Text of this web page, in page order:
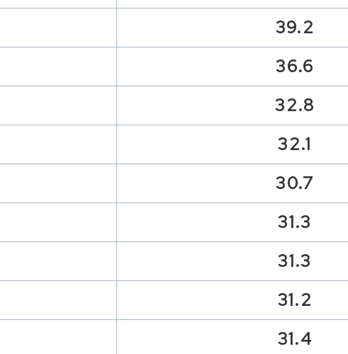
39.2
36.6
32.8
32.1
30.7
31.3
31.3
31.2
31.4